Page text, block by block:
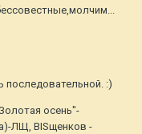
:)
осень"-
ЛЩ, BISщенков -